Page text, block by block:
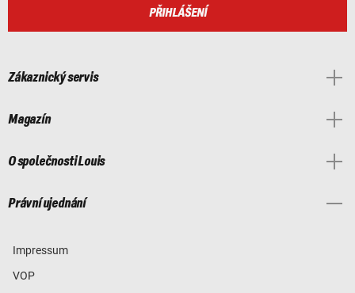
PŘIHLÁŠENÍ
Zákaznický servis
Magazín
O společnosti Louis
Právní ujednání
Impressum
VOP